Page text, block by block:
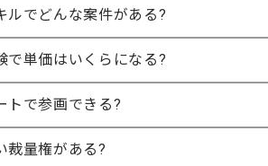
スキルに不安がある方へ
上記に似た経験やスキルをお持ちであれば申
コ
通信企業向けの業務システム開発案件で
ルでどんな案件がある?
で単価はいくらになる?
トで参画できる?
裁量権がある?